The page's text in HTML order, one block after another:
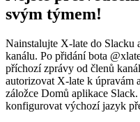
svým týmem!
Nainstalujte X-late do Slacku
kanálu. Po přidání bota
příchozí zprávy od členů
autorizovat X-late k úpravám
záložce Domů aplikace
konfigurovat výchozí jazyk